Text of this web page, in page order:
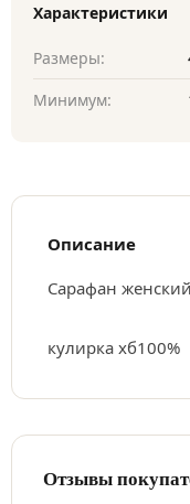
Характеристики
Размеры:
Минимум:
Описание
Сарафан женский
кулирка хб100%
Отзывы